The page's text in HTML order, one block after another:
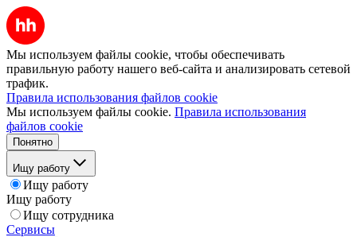
Мы используем файлы cookie, чтобы обеспечивать
правильную работу нашего веб-сайта и анализировать сетевой
трафик.
Правила использования файлов cookie
Мы используем файлы cookie. Правила использования
файлов cookie
Понятно
Ищу работу
Ищу работу
Ищу работу
Ищу сотрудника
Сервисы